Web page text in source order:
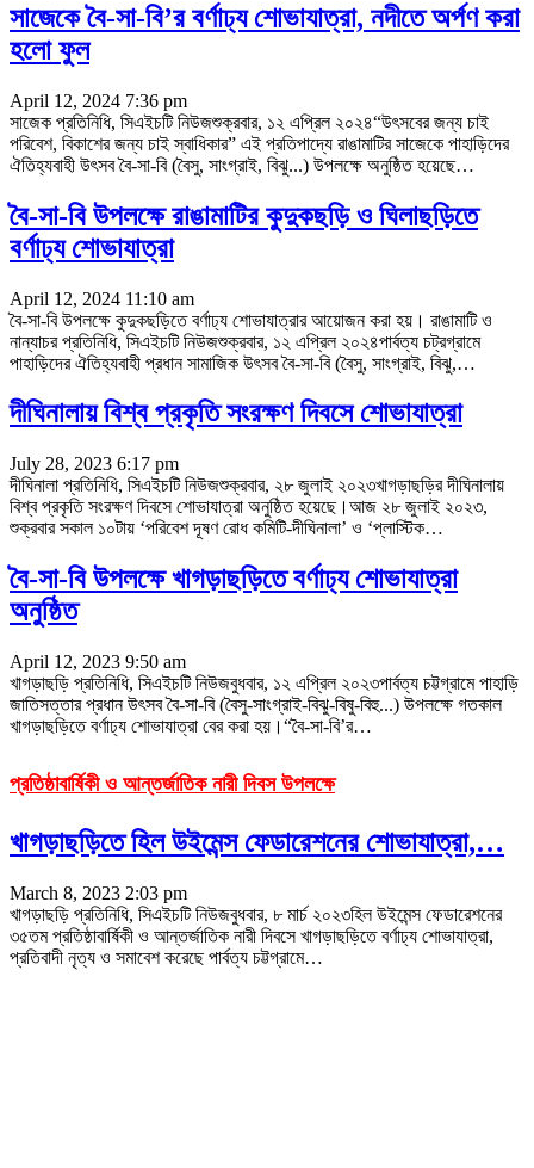
সাজেকে বৈ-সা-বি’র বর্ণাঢ্য শোভাযাত্রা, নদীতে অর্পণ করা
হলো ফুল
April 12, 2024 7:36 pm
সাজেক প্রতিনিধি, সিএইচটি নিউজশুক্রবার, ১২ এপ্রিল ২০২৪“উৎসবের জন্য চাই
পরিবেশ, বিকাশের জন্য চাই স্বাধিকার” এই প্রতিপাদ্যে রাঙামাটির সাজেকে পাহাড়িদের
ঐতিহ্যবাহী উৎসব বৈ-সা-বি (বৈসু, সাংগ্রাই, বিঝু...) উপলক্ষে অনুষ্ঠিত হয়েছে…
বৈ-সা-বি উপলক্ষে রাঙামাটির কুদুকছড়ি ও ঘিলাছড়িতে
বর্ণাঢ্য শোভাযাত্রা
April 12, 2024 11:10 am
বৈ-সা-বি উপলক্ষে কুদুকছড়িতে বর্ণাঢ্য শোভাযাত্রার আয়োজন করা হয়। রাঙামাটি ও
নান্যাচর প্রতিনিধি, সিএইচটি নিউজশুক্রবার, ১২ এপ্রিল ২০২৪পার্বত্য চট্রগ্রামে
পাহাড়িদের ঐতিহ্যবাহী প্রধান সামাজিক উৎসব বৈ-সা-বি (বৈসু, সাংগ্রাই, বিঝু,…
দীঘিনালায় বিশ্ব প্রকৃতি সংরক্ষণ দিবসে শোভাযাত্রা
July 28, 2023 6:17 pm
দীঘিনালা প্রতিনিধি, সিএইচটি নিউজশুক্রবার, ২৮ জুলাই ২০২৩খাগড়াছড়ির দীঘিনালায়
বিশ্ব প্রকৃতি সংরক্ষণ দিবসে শোভাযাত্রা অনুষ্ঠিত হয়েছে।আজ ২৮ জুলাই ২০২৩,
শুক্রবার সকাল ১০টায় ‘পরিবেশ দূষণ রোধ কমিটি-দীঘিনালা’ ও ‘প্লাস্টিক…
বৈ-সা-বি উপলক্ষে খাগড়াছড়িতে বর্ণাঢ্য শোভাযাত্রা
অনুষ্ঠিত
April 12, 2023 9:50 am
খাগড়াছড়ি প্রতিনিধি, সিএইচটি নিউজবুধবার, ১২ এপ্রিল ২০২৩পার্বত্য চট্টগ্রামে পাহাড়ি
জাতিসত্তার প্রধান উৎসব বৈ-সা-বি (বৈসু-সাংগ্রাই-বিঝু-বিষু-বিহু...) উপলক্ষে গতকাল
খাগড়াছড়িতে বর্ণাঢ্য শোভাযাত্রা বের করা হয়।“বৈ-সা-বি’র…
প্রতিষ্ঠাবার্ষিকী ও আন্তর্জাতিক নারী দিবস উপলক্ষে
খাগড়াছড়িতে হিল উইমেন্স ফেডারেশনের শোভাযাত্রা,…
March 8, 2023 2:03 pm
খাগড়াছড়ি প্রতিনিধি, সিএইচটি নিউজবুধবার, ৮ মার্চ ২০২৩হিল উইমেন্স ফেডারেশনের
৩৫তম প্রতিষ্ঠাবার্ষিকী ও আন্তর্জাতিক নারী দিবসে খাগড়াছড়িতে বর্ণাঢ্য শোভাযাত্রা,
প্রতিবাদী নৃত্য ও সমাবেশ করেছে পার্বত্য চট্টগ্রামে…